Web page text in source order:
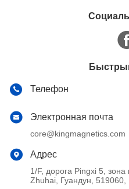
Телефон
Электронная почта
core@kingmagnetics.com
Адрес
1/F, дорога Pingxi 5, зона
Zhuhai, Гуандун, 519060,